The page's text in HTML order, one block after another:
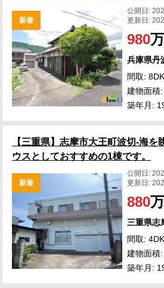
新着
公開日:
更新日:
980
兵庫県丹
間取: 8DK
建物面積
築年月:
【三重県】志摩市大王町波切-海を
ウスとしておすすめの1棟です。
新着
公開日:
更新日:
880
三重県志
間取: 4DK
建物面積
築年月: